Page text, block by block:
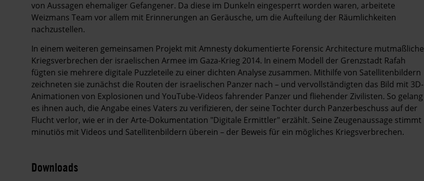
von Aussagen ehemaliger Gefangener. Da diese im Dunkeln eingesperrt worden waren, arbeitete
Weizmans Team vor allem mit Erinnerungen an Geräusche, um die Aufteilung der Räumlichkeiten
nachzustellen.
In einem weiteren gemeinsamen Projekt mit Amnesty dokumentierte Forensic Architecture mutmaßliche
Kriegsverbrechen der israelischen Armee im Gaza-Krieg 2014. In einem Modell der Grenzstadt Rafah
fügten sie mehrere digitale Puzzleteile zu einer dichten Analyse zusammen. Mithilfe von Satellitenbildern
zeichneten sie zunächst die Routen der israelischen Panzer nach – und vervollständigten das Bild mit 3D-
Animationen von Explosionen und YouTube-Videos fahrender Panzer und fliehender Zivilisten. So gelang
es ihnen auch, die Angabe eines ­Vaters zu verifizieren, der seine Tochter durch Panzerbeschuss auf der
Flucht verlor, wie er in der Arte-Dokumentation "Digitale Ermittler" erzählt. Seine Zeugenaussage stimmt
minutiös mit ­Videos und Satellitenbildern überein – der Beweis für ein ­mögliches Kriegsverbrechen.
Downloads